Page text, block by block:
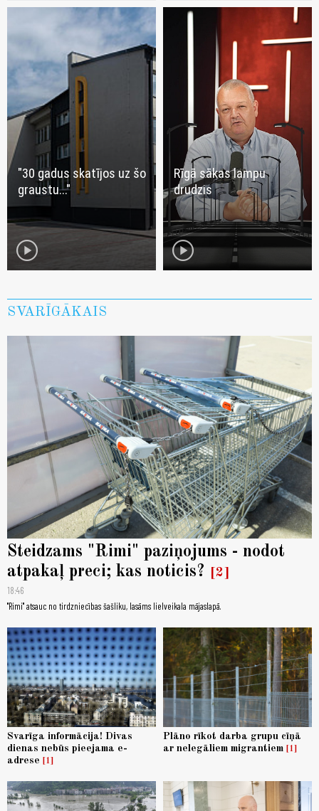
"30 gadus skatījos uz šo
graustu..."
play_circle
Rīgā sākas lampu
drudzis
play_circle
SVARĪGĀKAIS
Steidzams "Rimi" paziņojums - nodot
atpakaļ preci; kas noticis?
2
18:46
"Rimi" atsauc no tirdzniecības šašliku, lasāms lielveikala mājaslapā.
Svarīga informācija! Divas
dienas nebūs pieejama e-
adrese
1
Plāno rīkot darba grupu cīņā
ar nelegāliem migrantiem
1